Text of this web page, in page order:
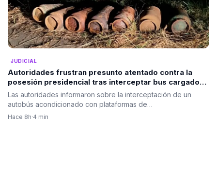
JUDICIAL
Autoridades frustran presunto atentado contra la
posesión presidencial tras interceptar bus cargado
con explosivos en el Cauca
Las autoridades informaron sobre la interceptación de un
autobús acondicionado con plataformas de…
Hace 8h·4 min